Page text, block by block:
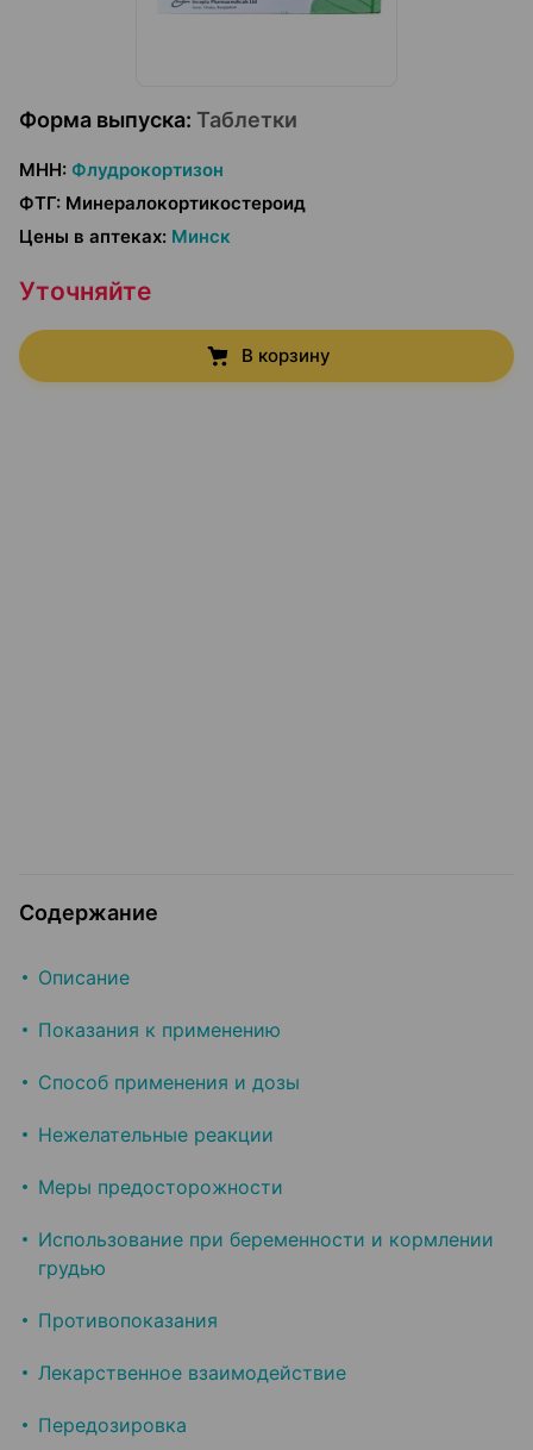
Форма выпуска: Таблетки
МНН: Флудрокортизон
ФТГ: Минералокортикостероид
Цены в аптеках: Минск
Уточняйте
В корзину
Содержание
Описание
Показания к применению
Способ применения и дозы
Нежелательные реакции
Меры предосторожности
Использование при беременности и кормлении
грудью
Противопоказания
Лекарственное взаимодействие
Передозировка